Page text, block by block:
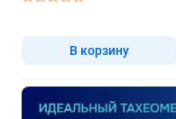
В корзину